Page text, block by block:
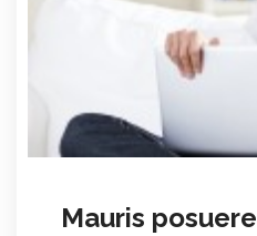
Mauris posuere